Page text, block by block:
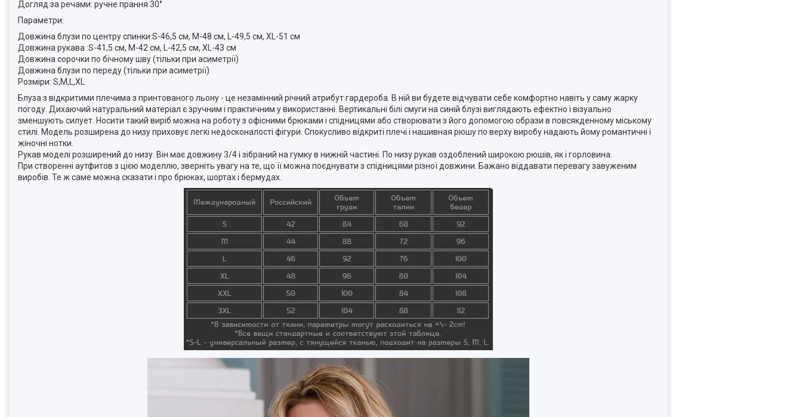
Догляд за речами: ручне прання 30°
Параметри:
Довжина блузи по центру спинки:S-46,5 см, M-48 см, L-49,5 см, XL-51 см
Довжина рукава :S-41,5 см, M-42 см, L-42,5 см, XL-43 см
Довжина сорочки по бічному шву (тільки при асиметрії)
Довжина блузи по переду (тільки при асиметрії)
Розміри: S,M,L,XL
Блуза з відкритими плечима з принтованого льону - це незамінний річний атрибут гардероба. В ній ви будете відчувати себе комфортно навіть у саму жарку
погоду. Дихаючий натуральний матеріал є зручним і практичним у використанні. Вертикальні білі смуги на синій блузі виглядають ефектно і візуально
зменшують силует. Носити такий виріб можна на роботу з офісними брюками і спідницями або створювати з його допомогою образи в повсякденному міському
стилі. Модель розширена до низу приховує легкі недосконалості фігури. Спокусливо відкриті плечі і нашивная рюшу по верху виробу надають йому романтичні і
жіночні нотки.
Рукав моделі розширений до низу. Він має довжину 3/4 і зібраний на гумку в нижній частині. По низу рукав оздоблений широкою рюшів, як і горловина.
При створенні аутфитов з цією моделлю, зверніть увагу на те, що її можна поєднувати з спідницями різної довжини. Бажано віддавати перевагу завуженим
виробів. Те ж саме можна сказати і про брюках, шортах і бермудах.